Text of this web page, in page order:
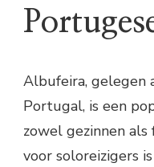
Albufeira, gelegen
Portugal, is een
zowel gezinnen als
voor soloreizigers